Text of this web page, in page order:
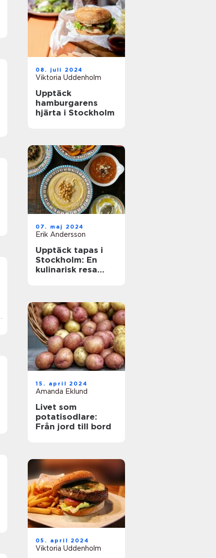
08. juli 2024
Viktoria Uddenholm
Upptäck
hamburgarens
hjärta i Stockholm
07. maj 2024
Erik Andersson
Upptäck tapas i
Stockholm: En
kulinarisk resa
15. april 2024
Amanda Eklund
Livet som
potatisodlare:
Från jord till bord
05. april 2024
Viktoria Uddenholm